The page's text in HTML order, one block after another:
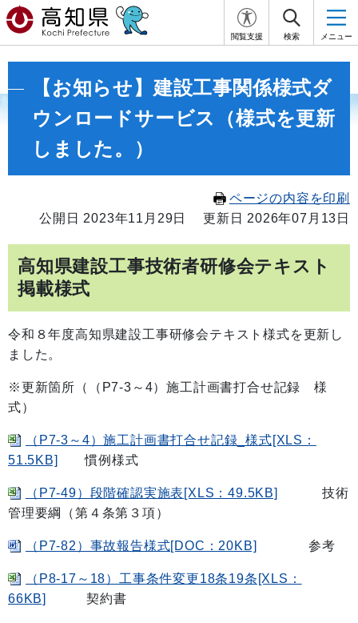
閲覧支援 検索 メニュー
【お知らせ】建設工事関係様式ダ
ウンロードサービス（様式を更新
しました。）
ページの内容を印刷
公開日 2023年11月29日
更新日 2026年07月13日
高知県建設工事技術者研修会テキスト
掲載様式
令和８年度高知県建設工事研修会テキスト様式を更新し
ました。
※更新箇所（（P7-3～4）施工計画書打合せ記録 様
式）
（P7-3～4）施工計画書打合せ記録_様式[XLS：
51.5KB]
慣例様式
（P7-49）段階確認実施表[XLS：49.5KB]
技術
管理要綱（第４条第３項）
（P7-82）事故報告様式[DOC：20KB] 参考
（P8-17～18）工事条件変更18条19条[XLS：
66KB]
契約書